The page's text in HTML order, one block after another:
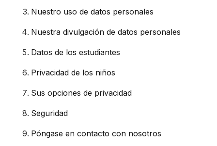
Nuestro uso de datos personales
Nuestra divulgación de datos personales
Datos de los estudiantes
Privacidad de los niños
Sus opciones de privacidad
Seguridad
Póngase en contacto con nosotros